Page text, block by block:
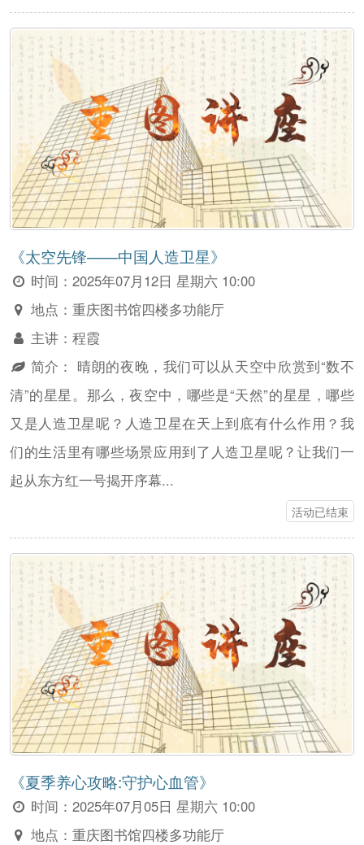
《太空先锋——中国人造卫星》
时间：2025年07月12日 星期六 10:00
地点：重庆图书馆四楼多功能厅
主讲：程霞
简介： 晴朗的夜晚，我们可以从天空中欣赏到“数不
清”的星星。那么，夜空中，哪些是“天然”的星星，哪些
又是人造卫星呢？人造卫星在天上到底有什么作用？我
们的生活里有哪些场景应用到了人造卫星呢？让我们一
起从东方红一号揭开序幕...
活动已结束
《夏季养心攻略:守护心血管》
时间：2025年07月05日 星期六 10:00
地点：重庆图书馆四楼多功能厅